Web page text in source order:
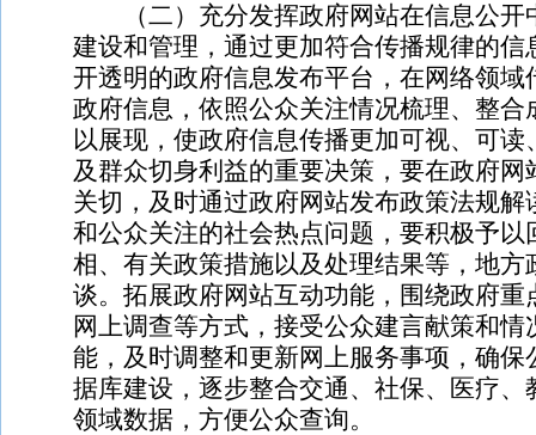
（二）充分发挥政府网站在信息公开
建设和管理，通过更加符合传播规律的
开透明的政府信息发布平台，在网络领
政府信息，依照公众关注情况梳理、整
以展现，使政府信息传播更加可视、可
及群众切身利益的重要决策，要在政府
关切，及时通过政府网站发布政策法规
和公众关注的社会热点问题，要积极予
相、有关政策措施以及处理结果等，地
谈。拓展政府网站互动功能，围绕政府
网上调查等方式，接受公众建言献策和
能，及时调整和更新网上服务事项，确
据库建设，逐步整合交通、社保、医疗
领域数据，方便公众查询。